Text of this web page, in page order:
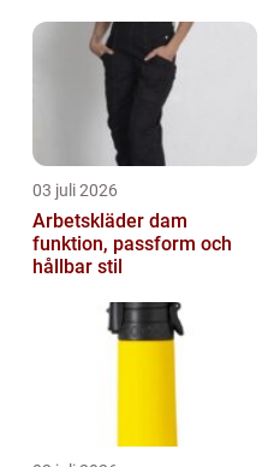
03 juli 2026
Arbetskläder dam
funktion, passform och
hållbar stil